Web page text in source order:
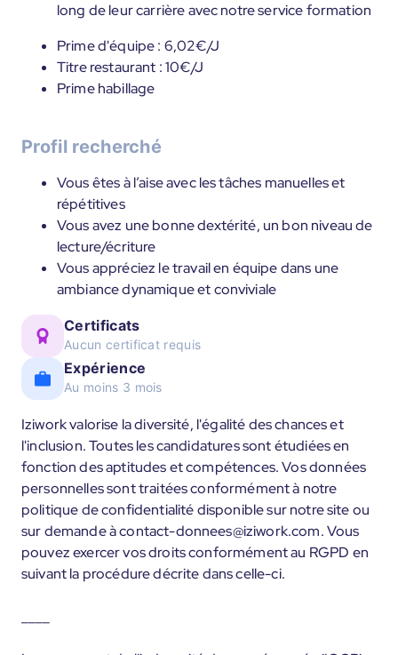
long de leur carrière avec notre service formation
Prime d'équipe : 6,02€/J
Titre restaurant : 10€/J
Prime habillage
Profil recherché
Vous êtes à l’aise avec les tâches manuelles et
répétitives
Vous avez une bonne dextérité, un bon niveau de
lecture/écriture
Vous appréciez le travail en équipe dans une
ambiance dynamique et conviviale
Certificats
Aucun certificat requis
Expérience
Au moins 3 mois
Iziwork valorise la diversité, l'égalité des chances et
l'inclusion. Toutes les candidatures sont étudiées en
fonction des aptitudes et compétences. Vos données
personnelles sont traitées conformément à notre
politique de confidentialité disponible sur notre site ou
sur demande à contact-donnees@iziwork.com. Vous
pouvez exercer vos droits conformément au RGPD en
suivant la procédure décrite dans celle-ci.